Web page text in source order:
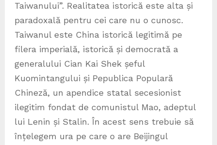
Taiwanului”. Realitatea istorică este alta și
paradoxală pentru cei care nu o cunosc.
Taiwanul este China istorică legitimă pe
filera imperială, istorică și democrată a
generalului Cian Kai Shek șeful
Kuomintangului și Pepublica Populară
Chineză, un apendice statal secesionist
ilegitim fondat de comunistul Mao, adeptul
lui Lenin și Stalin. În acest sens trebuie să
înțelegem ura pe care o are Beijingul